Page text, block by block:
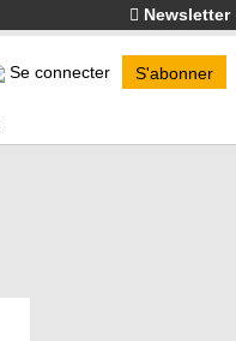
Newsletter
Se connecter S'abonner